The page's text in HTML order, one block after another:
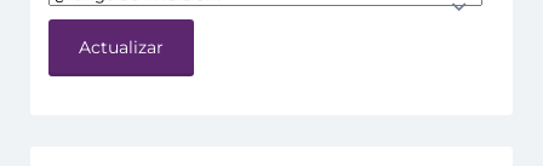
Actualizar